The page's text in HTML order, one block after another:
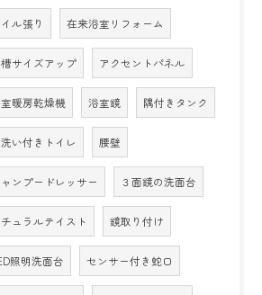
ル張り 在来浴室リフォーム
サイズアップ アクセントパネル
暖房乾燥機 浴室鏡 隅付きタンク
い付きトイレ 腰壁
ンプードレッサー ３面鏡の洗面台
ュラルテイスト 鏡取り付け
照明洗面台 センサー付き蛇口